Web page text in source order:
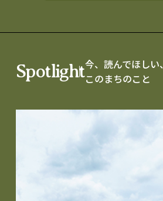
Spotlight今、読んでほしい、
このまちのこと